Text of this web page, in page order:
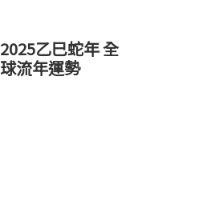
2025乙巳蛇年 全
球流年運勢